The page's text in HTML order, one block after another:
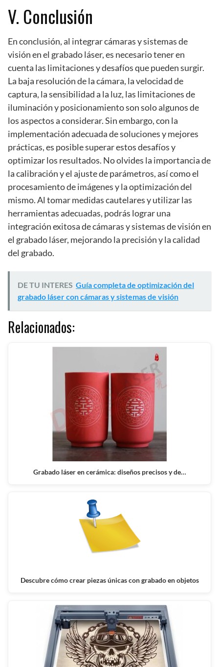
V. Conclusión
En conclusión, al integrar cámaras y sistemas de
visión en el grabado láser, es necesario tener en
cuenta las limitaciones y desafíos que pueden surgir.
La baja resolución de la cámara, la velocidad de
captura, la sensibilidad a la luz, las limitaciones de
iluminación y posicionamiento son solo algunos de
los aspectos a considerar. Sin embargo, con la
implementación adecuada de soluciones y mejores
prácticas, es posible superar estos desafíos y
optimizar los resultados. No olvides la importancia de
la calibración y el ajuste de parámetros, así como el
procesamiento de imágenes y la optimización del
mismo. Al tomar medidas cautelares y utilizar las
herramientas adecuadas, podrás lograr una
integración exitosa de cámaras y sistemas de visión en
el grabado láser, mejorando la precisión y la calidad
del grabado.
DE TU INTERES Guía completa de optimización del
grabado láser con cámaras y sistemas de visión
Relacionados:
Grabado láser en cerámica: diseños precisos y de…
Descubre cómo crear piezas únicas con grabado en objetos